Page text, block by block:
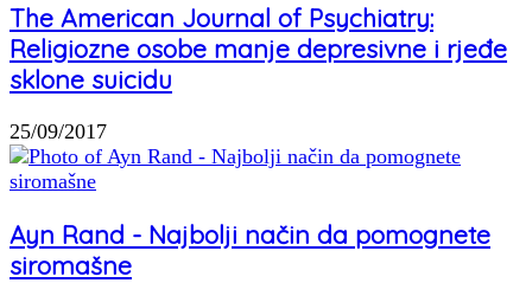
The American Journal of Psychiatry:
Religiozne osobe manje depresivne i rjeđe
sklone suicidu
25/09/2017
Ayn Rand - Najbolji način da pomognete
siromašne